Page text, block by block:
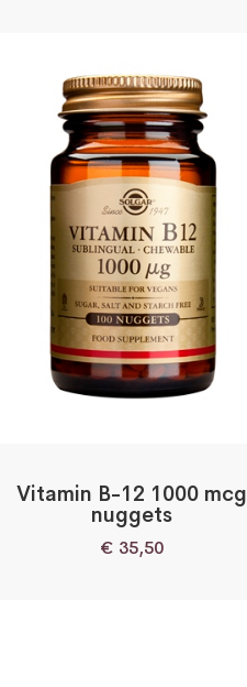
Vitamin B-12 1000 mcg
nuggets
€ 35,50